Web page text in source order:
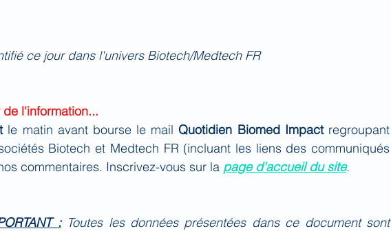
ce jour dans l'univers Biotech/Medtech FR
l'information...
le matin avant bourse le mail Quotidien Biomed Impact regroupant
Biotech et Medtech FR (incluant les liens des communiqués
commentaires. Inscrivez-vous sur la page d'accueil du site.
: Toutes les données présentées dans ce document sont